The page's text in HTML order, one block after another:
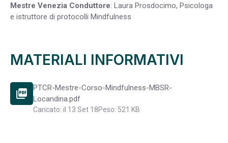
Mestre Venezia Conduttore: Laura Prosdocimo, Psicologa
e istruttore di protocolli Mindfulness
MATERIALI INFORMATIVI
picture_as_pdf
PTCR-Mestre-Corso-Mindfulness-MBSR-
Locandina.pdf
Caricato: il 13 Set 18Peso: 521 KB